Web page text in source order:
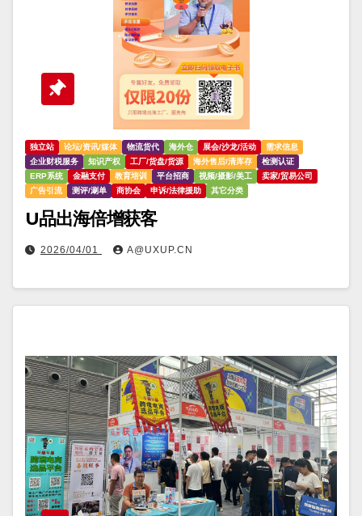
独立站 论坛/资讯/媒体 物流货代 海外仓 展会/沙龙/活动
需求信息
企业财税服务
知识产权 工厂/货盘/货源 海外售后/清库存
检测认证
ERP系统
金融支付 教育培训 平台招商 视频/摄影/美工
卖家/贸易公司
广告引流
测评/涮单 商协会 申诉/法律援助 其它分类
U品出海倍增获客
2026/04/01 A@UXUP.CN